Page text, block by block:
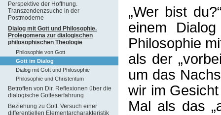
Perspektive der Hoffnung.
Transzendenzsuche in der
Postmoderne
Dialog mit Gott und Philosophie.
Prolegomena zur dialogischen
philosophischen Theologie
Philosophie von Gott
Gott im Dialog
Dialog mit Gott und Philosophie
Philosophie und Christentum
Betroffen von Dir. Reflexionen über die
dialogische Gotteserfahrung
Beziehung zu Gott. Versuch einer
differentiellen Elementarcharakteristik
„Wer bist
einem
Philosophie
als der
um das
wir im
Mal als das